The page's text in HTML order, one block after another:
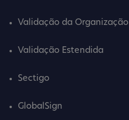
Validação da Organização
Validação Estendida
Sectigo
GlobalSign